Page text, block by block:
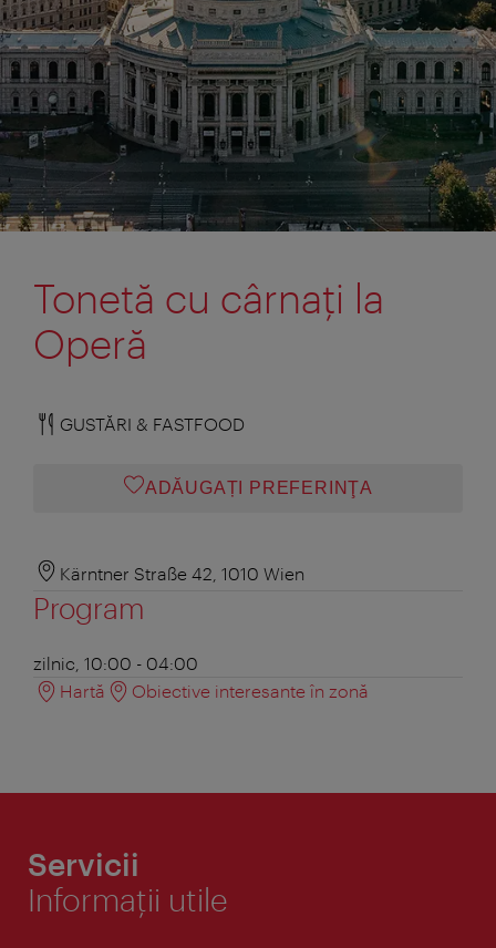
Tonetă cu cârnaţi la
Operă
GUSTĂRI & FASTFOOD
ADĂUGAȚI PREFERINŢA
Kärntner Straße 42, 1010 Wien
Program
zilnic, 10:00 - 04:00
Hartă
Obiective interesante în zonă
Servicii
Informaţii utile